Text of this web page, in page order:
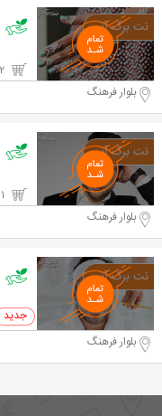
بلوار فرهنگ
بلوار فرهنگ
0 خرید
بلوار فرهنگ